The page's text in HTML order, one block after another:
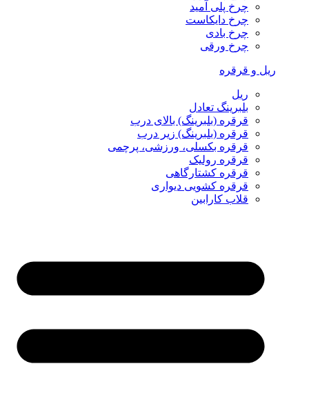
چرخ پلی آمید
چرخ دایکاست
چرخ بادی
چرخ ورقی
ریل و قرقره
ریل
بلبرینگ تعادل
قرقره (بلبرینگ) بالای درب
قرقره (بلبرینگ) زیر درب
قرقره بکسلی، ورزشی، پرچمی
قرقره رولیک
قرقره کشتارگاهی
قرقره کشویی دیواری
قلاب کارابین